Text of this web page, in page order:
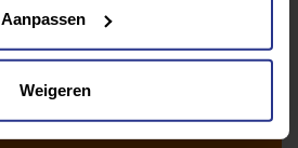
Aanpassen
Weigeren
Sport zoeken